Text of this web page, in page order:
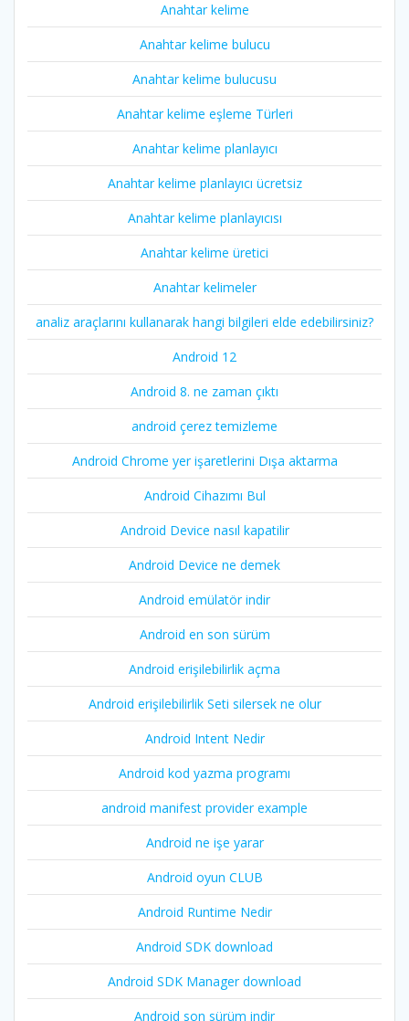
Anahtar kelime
Anahtar kelime bulucu
Anahtar kelime bulucusu
Anahtar kelime eşleme Türleri
Anahtar kelime planlayıcı
Anahtar kelime planlayıcı ücretsiz
Anahtar kelime planlayıcısı
Anahtar kelime üretici
Anahtar kelimeler
analiz araçlarını kullanarak hangi bilgileri elde edebilirsiniz?
Android 12
Android 8. ne zaman çıktı
android çerez temizleme
Android Chrome yer işaretlerini Dışa aktarma
Android Cihazımı Bul
Android Device nasıl kapatilir
Android Device ne demek
Android emülatör indir
Android en son sürüm
Android erişilebilirlik açma
Android erişilebilirlik Seti silersek ne olur
Android Intent Nedir
Android kod yazma programı
android manifest provider example
Android ne işe yarar
Android oyun CLUB
Android Runtime Nedir
Android SDK download
Android SDK Manager download
Android son sürüm indir